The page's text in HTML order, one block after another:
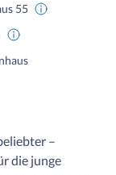
55
–
die junge